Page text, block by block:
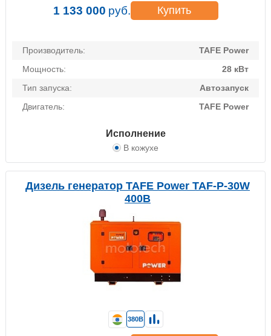
Производитель:
TAFE Power
Мощность:
28 кВт
Тип запуска:
Автозапуск
Двигатель:
TAFE Power
Исполнение
В кожухе
1 133 000 руб. Купить
Дизель генератор TAFE Power TAF-P-30W
400В
380В